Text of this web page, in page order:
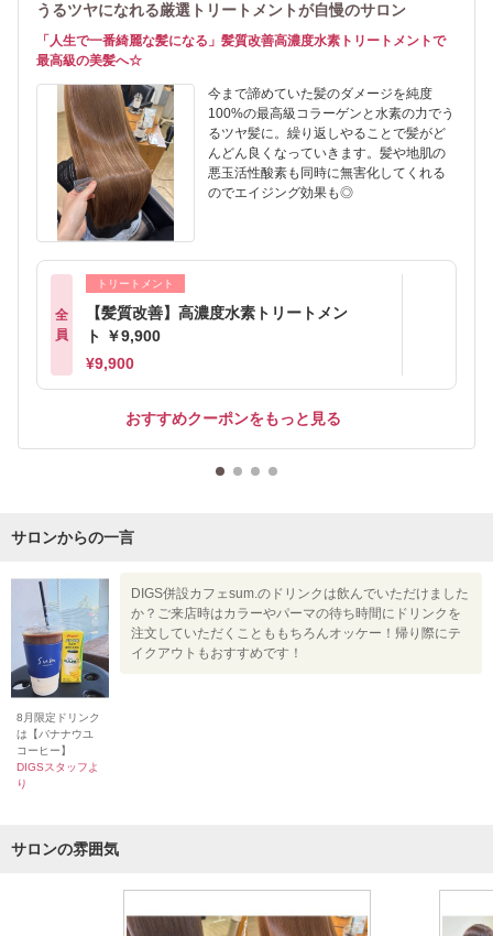
うるツヤになれる厳選トリートメントが自慢のサロン
「人生で一番綺麗な髪になる」髪質改善高濃度水素トリートメントで
最高級の美髪へ☆
今まで諦めていた髪のダメージを純度
100%の最高級コラーゲンと水素の力でう
るツヤ髪に。繰り返しやることで髪がど
んどん良くなっていきます。髪や地肌の
悪玉活性酸素も同時に無害化してくれる
のでエイジング効果も◎
全
員
トリートメント
【髪質改善】高濃度水素トリートメン
ト ￥9,900
¥9,900
おすすめクーポンをもっと見る
サロンからの一言
8月限定ドリンク
は【バナナウユ
コーヒー】
DIGSスタッフよ
り
DIGS併設カフェsum.のドリンクは飲んでいただけました
か？ご来店時はカラーやパーマの待ち時間にドリンクを
注文していただくことももちろんオッケー！帰り際にテ
イクアウトもおすすめです！
サロンの雰囲気